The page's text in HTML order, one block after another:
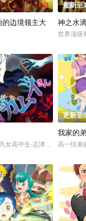
太与狸太》。国文老师手
6.0
的边境领主大
更新至
神之水
世界顶级
其所信任的幕臣——足利尊
5.0
女高中生·志津香，利用容
更新至
我家的
高一结束